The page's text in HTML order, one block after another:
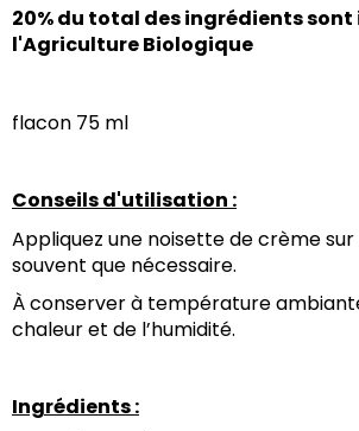
20% du total des ingrédients sont
l'Agriculture Biologique
flacon 75 ml
Conseils d'utilisation :
Appliquez une noisette de crème sur
souvent que nécessaire.
À conserver à température
chaleur et de l’humidité.
Ingrédients :